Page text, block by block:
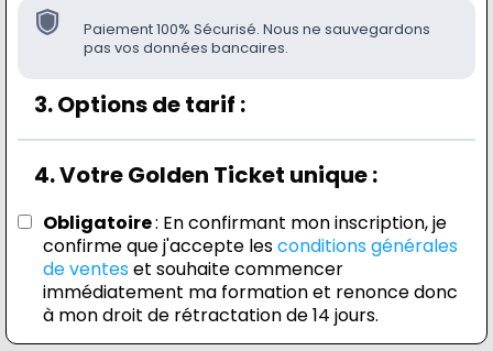
Paiement 100% Sécurisé. Nous ne sauvegardons
pas vos données bancaires.
3. Options de tarif :
4. Votre Golden Ticket unique :
Obligatoire: En confirmant mon inscription, je
confirme que j'accepte lesconditions générales
de venteset souhaite commencer
immédiatement ma formation et renonce donc
à mon droit de rétractation de 14 jours.